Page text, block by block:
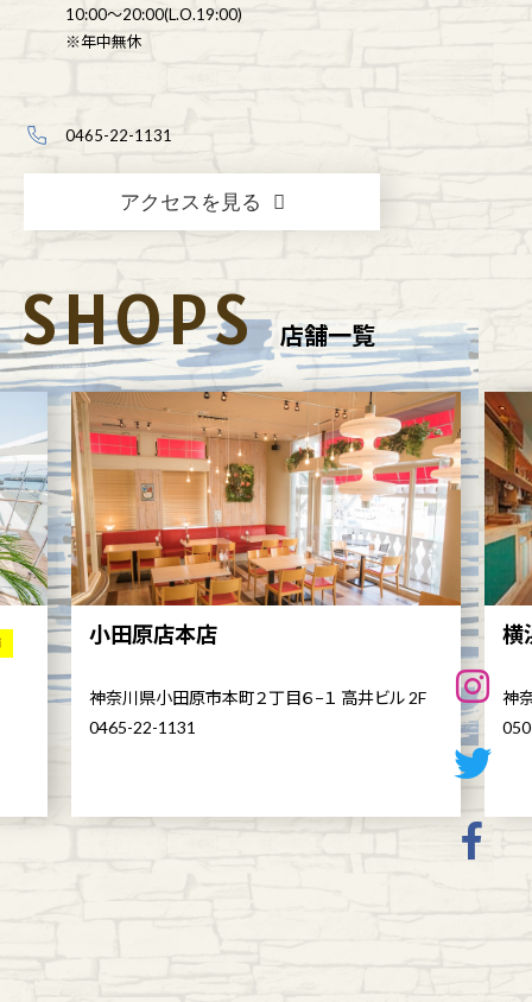
10:00～20:00(L.O.19:00)
※年中無休
0465-22-1131
アクセスを見る
SHOPS 店舗一覧
小田原店本店
神奈川県小田原市本町２丁目６−１ 高井ビル 2F
0465-22-1131
横
神